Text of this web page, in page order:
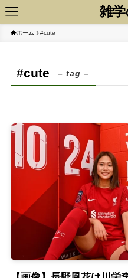
雑
ホーム #cute
#cute – tag –